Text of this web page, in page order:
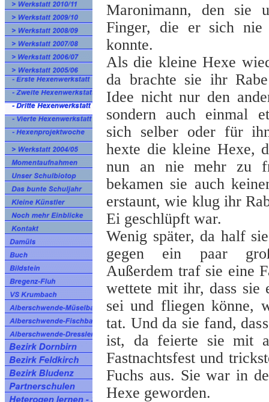
Maronimann, den sie
Finger, die er sich nie
konnte.
Als die kleine Hexe
da brachte sie ihr
Idee nicht nur den
sondern auch einmal
sich selber oder für
hexte die kleine Hexe,
nun an nie mehr zu
bekamen sie auch
erstaunt, wie klug ihr
Ei geschlüpft war.
Wenig später, da half
gegen ein paar
Außerdem traf sie eine
wettete mit ihr, dass sie
sei und fliegen könne,
tat. Und da sie fand,
ist, da feierte sie mit
Fastnachtsfest und
Fuchs aus. Sie war in
Hexe geworden.